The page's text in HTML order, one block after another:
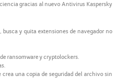
gracias al nuevo Antivirus Kaspersky
y quita extensiones de navegador no
ransomware y cryptolockers.
una copia de seguridad del archivo sin